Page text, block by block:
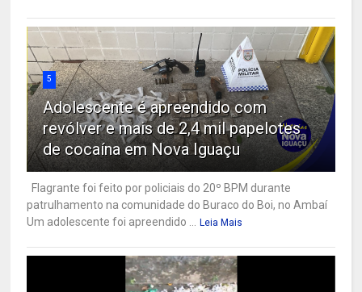
5
Adolescente é apreendido com
revólver e mais de 2,4 mil papelotes
de cocaína em Nova Iguaçu
Flagrante foi feito por policiais do 20º BPM durante
patrulhamento na comunidade do Buraco do Boi, no Ambaí
Um adolescente foi apreendido ...
Leia Mais